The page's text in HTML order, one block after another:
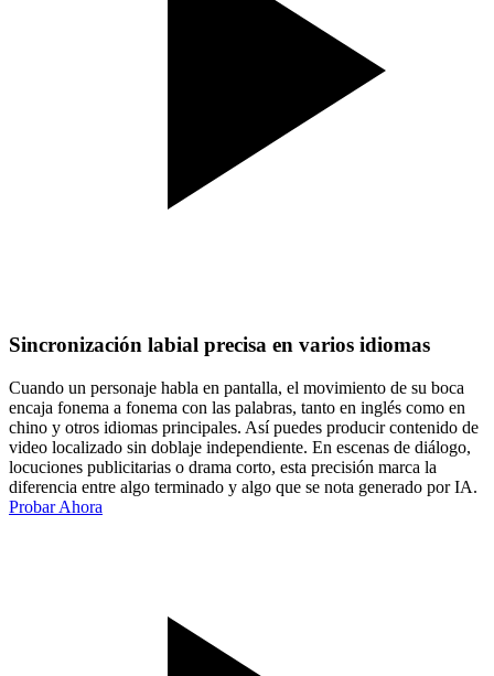
Sincronización labial precisa en varios idiomas
Cuando un personaje habla en pantalla, el movimiento de su boca
encaja fonema a fonema con las palabras, tanto en inglés como en
chino y otros idiomas principales. Así puedes producir contenido de
video localizado sin doblaje independiente. En escenas de diálogo,
locuciones publicitarias o drama corto, esta precisión marca la
diferencia entre algo terminado y algo que se nota generado por IA.
Probar Ahora